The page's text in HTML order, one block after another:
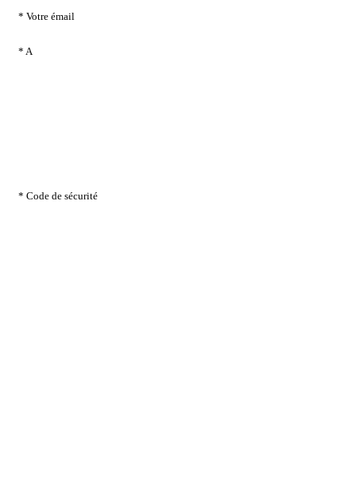
* Votre émail
* A
* Code de sécurité